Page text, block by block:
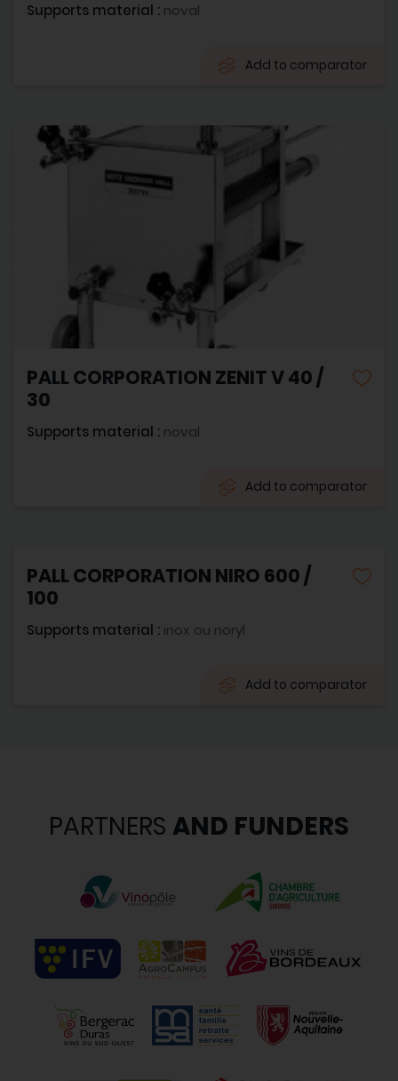
Supports material : noval
Add to comparator
PALL CORPORATION ZENIT V 40 /
30
Supports material : noval
Add to comparator
PALL CORPORATION NIRO 600 /
100
Supports material : inox ou noryl
Add to comparator
PARTNERS AND FUNDERS